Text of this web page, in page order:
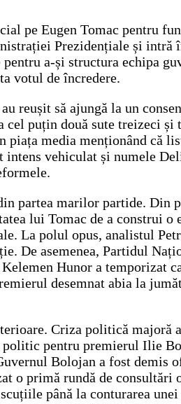
pe Eugen Tomac pentru
Prezidențiale și intră
a-și structura echipa
votul de încredere.
reușit să ajungă la un
puțin două sute treizeci și
piața media menționând că
vehiculat și numele
partea marilor partide. Din
lui Tomac de a construi o
La polul opus, analistul
De asemenea, Partidul
Hunor a temporizat
desemnat abia la
Criza politică majoră
pentru premierul Ilie
Bolojan a fost demis
o primă rundă de
până la conturarea